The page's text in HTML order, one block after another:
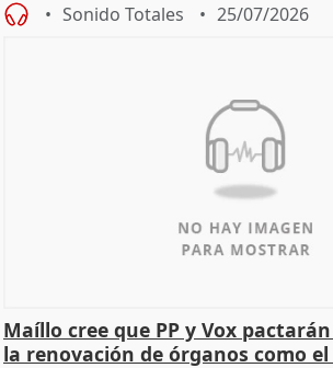
Sonido Totales 25/07/2026
Maíllo cree que PP y Vox
la renovación de órganos como